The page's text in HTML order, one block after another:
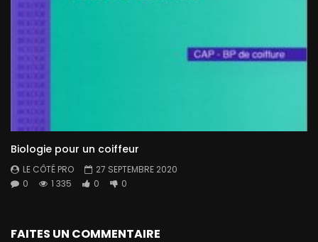
Biologie pour un coiffeur
LE CÔTÉ PRO
27 SEPTEMBRE 2020
0
1 335 0 0
FAITES UN COMMENTAIRE